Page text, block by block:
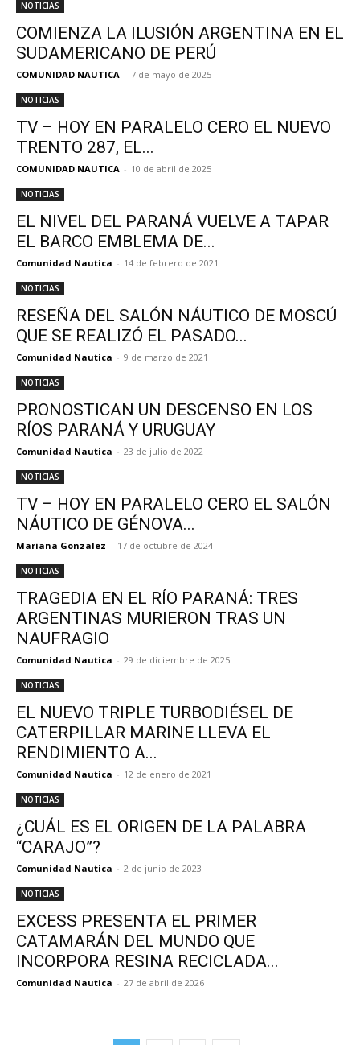
NOTICIAS
COMIENZA LA ILUSIÓN ARGENTINA EN EL
SUDAMERICANO DE PERÚ
COMUNIDAD NAUTICA - 7 de mayo de 2025
NOTICIAS
TV – HOY EN PARALELO CERO EL NUEVO
TRENTO 287, EL...
COMUNIDAD NAUTICA - 10 de abril de 2025
NOTICIAS
EL NIVEL DEL PARANÁ VUELVE A TAPAR
EL BARCO EMBLEMA DE...
Comunidad Nautica - 14 de febrero de 2021
NOTICIAS
RESEÑA DEL SALÓN NÁUTICO DE MOSCÚ
QUE SE REALIZÓ EL PASADO...
Comunidad Nautica - 9 de marzo de 2021
NOTICIAS
PRONOSTICAN UN DESCENSO EN LOS
RÍOS PARANÁ Y URUGUAY
Comunidad Nautica - 23 de julio de 2022
NOTICIAS
TV – HOY EN PARALELO CERO EL SALÓN
NÁUTICO DE GÉNOVA...
Mariana Gonzalez - 17 de octubre de 2024
NOTICIAS
TRAGEDIA EN EL RÍO PARANÁ: TRES
ARGENTINAS MURIERON TRAS UN
NAUFRAGIO
Comunidad Nautica - 29 de diciembre de 2025
NOTICIAS
EL NUEVO TRIPLE TURBODIÉSEL DE
CATERPILLAR MARINE LLEVA EL
RENDIMIENTO A...
Comunidad Nautica - 12 de enero de 2021
NOTICIAS
¿CUÁL ES EL ORIGEN DE LA PALABRA
“CARAJO”?
Comunidad Nautica - 2 de junio de 2023
NOTICIAS
EXCESS PRESENTA EL PRIMER
CATAMARÁN DEL MUNDO QUE
INCORPORA RESINA RECICLADA...
Comunidad Nautica - 27 de abril de 2026